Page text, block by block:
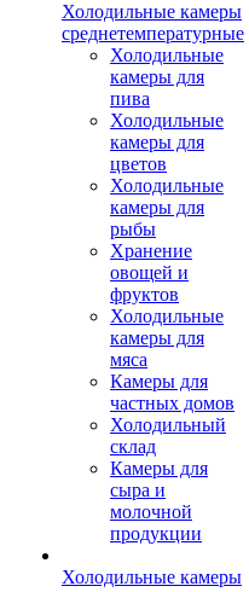
Холодильные камеры
среднетемпературные
Холодильные
камеры для
пива
Холодильные
камеры для
цветов
Холодильные
камеры для
рыбы
Хранение
овощей и
фруктов
Холодильные
камеры для
мяса
Камеры для
частных домов
Холодильный
склад
Камеры для
сыра и
молочной
продукции
Холодильные камеры